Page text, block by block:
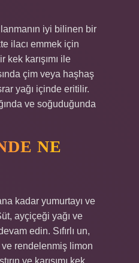
iyi bilinen bir
ilacı emmek için
kek karışımı ile
çim veya haşhaş
yağı içinde eritilir.
ve soğuduğunda
NE
kadar yumurtayı ve
ayçiçeği yağı ve
edin. Sıfırlı un,
rendelenmiş limon
ve karışımı kek